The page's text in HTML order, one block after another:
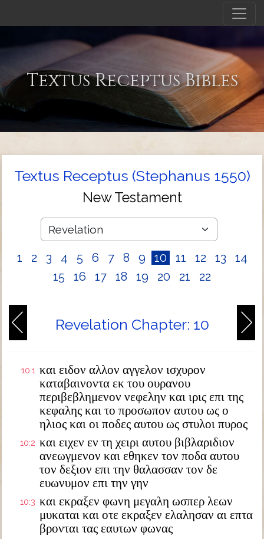
Textus Receptus Bibles
Textus Receptus (Stephanus 1550)
New Testament
1 2 3 4 5 6 7 8 9 10 11 12 13
14
15
16 17 18 19 20 21 22
Revelation Chapter: 10
10:1 και ειδον αλλον αγγελον ισχυρον
καταβαινοντα εκ του ουρανου
περιβεβλημενον νεφελην και ιρις επι της
κεφαλης και το προσωπον αυτου ως ο
ηλιος και οι ποδες αυτου ως στυλοι πυρος
10:2 και ειχεν εν τη χειρι αυτου βιβλαριδιον
ανεωγμενον και εθηκεν τον ποδα αυτου
τον δεξιον επι την θαλασσαν τον δε
ευωνυμον επι την γην
10:3 και εκραξεν φωνη μεγαλη ωσπερ λεων
μυκαται και οτε εκραξεν ελαλησαν αι επτα
βρονται τας εαυτων φωνας